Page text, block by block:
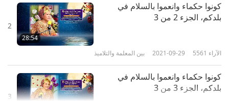
2
28:54
كونوا حكماء وانعموا بالسلام في
بلدكم، الجزء 2 من 3
بين المعلمة والتلاميذ 2021-09-29 5561 الآراء
3
كونوا حكماء وانعموا بالسلام في
بلدكم، الجزء 3 من 3